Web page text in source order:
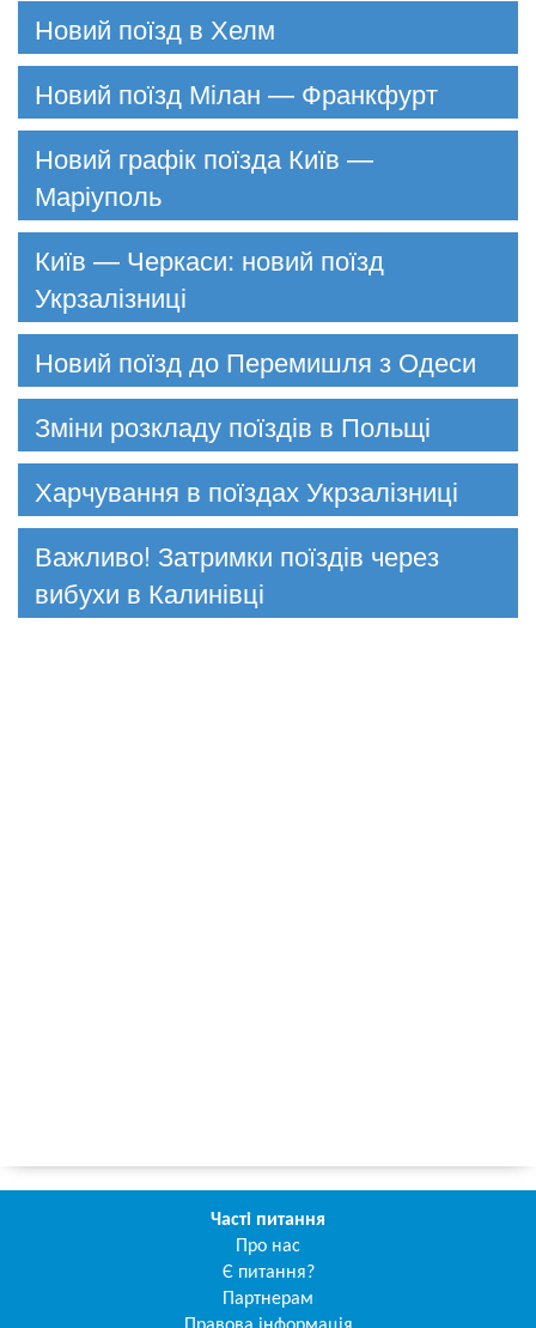
Новий поїзд в Хелм
Новий поїзд Мілан — Франкфурт
Новий графік поїзда Київ —
Маріуполь
Київ — Черкаси: новий поїзд
Укрзалізниці
Новий поїзд до Перемишля з Одеси
Зміни розкладу поїздів в Польщі
Харчування в поїздах Укрзалізниці
Важливо! Затримки поїздів через
вибухи в Калинівці
Часті питання
Про нас
Є питання?
Партнерам